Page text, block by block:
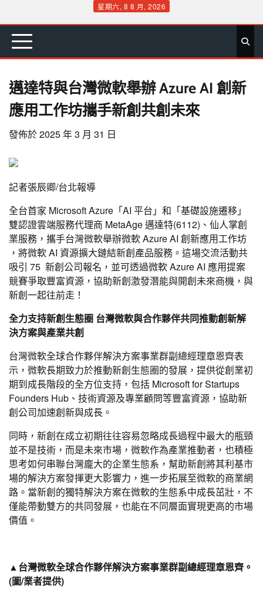
content
星期六, 8 8 月, 2026
首 要 娛 生 社 文 公 運 旅 政 地 專
邁達特與台灣微軟舉辦 Azure AI 創新
應用工作坊攜手新創共創未來
發佈於2025 年 3 月 31 日
記者張辰卿/台北報導
全台首家 Microsoft Azure「AI 平台」和「基礎設施遷移」
雙認證雲端服務代理商 MetaAge 邁達特(6112)、仙人掌創
業服務，攜手台灣微軟舉辦微軟 Azure AI 創新應用工作坊
，將微軟 AI 資源擴大鏈結新創產品服務。這場交流活動共
吸引 75 新創公司報名，並可透過微軟 Azure AI 應用提案
競賽爭取豐富資源，協助新創激發潛能與開創未來商機，與
新創一起往前走！
全力支持新創生態圈 台灣微軟與合作夥伴共同推動創新解
決方案與產業共創
台灣微軟全球合作夥伴解決方案事業群副總經理章恩齊表
示，微軟長期致力於推動新創生態圈的發展，提供從創業初
期到成長階段的全方位支持，包括 Microsoft for Startups
Founders Hub、技術資源及專業顧問等豐富資源，協助新
創公司加速創新與成長。
同時，新創在成立初期往往容易忽略成長過程中最大的瓶頸
並不是技術，而是未來市場，微軟作為產業推動者，也積極
思考如何串聯台灣龐大的企業生態系，幫助新創將其利基市
場的解決方案發揮更大影響力，進一步拓展至微軟的商業網
路。當新創的獨特解決方案在微軟的生態系中成長茁壯，不
僅能帶動雙方的共同發展，也能在不同層面實現更高的市場
價值。
▲台灣微軟全球合作夥伴解決方案事業群副總經理章恩齊。
(圖/業者提供)